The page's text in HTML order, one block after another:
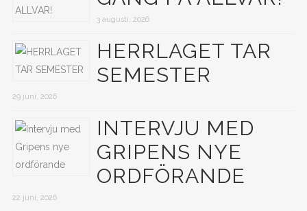
3 augusti, 2026
HERRLAGET TAR
SEMESTER
29 juni, 2026
INTERVJU MED
GRIPENS NYE
ORDFÖRANDE
22 juni, 2026